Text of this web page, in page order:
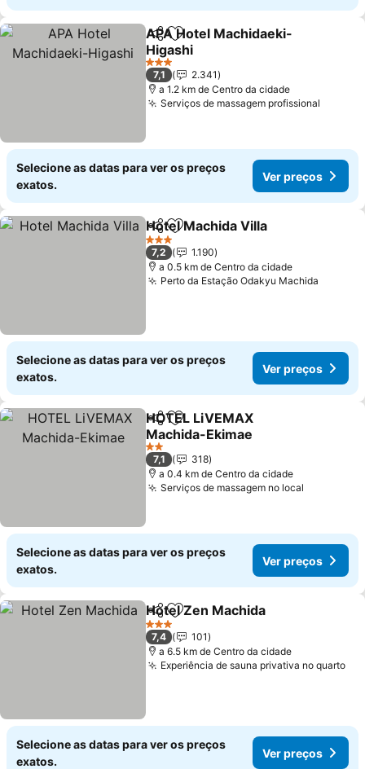
PartilharAdicionar aos favoritos
APA Hotel Machidaeki-
Higashi
3 Estrelas
7,1
2.341
a 1.2 km de Centro da cidade
Serviços de massagem profissional
Selecione as datas para ver os preços
exatos.
Ver preços
PartilharAdicionar aos favoritos
Hotel Machida Villa
3 Estrelas
7,2
1.190
a 0.5 km de Centro da cidade
Perto da Estação Odakyu Machida
Selecione as datas para ver os preços
exatos.
Ver preços
PartilharAdicionar aos favoritos
HOTEL LiVEMAX
Machida-Ekimae
2 Estrelas
7,1
318
a 0.4 km de Centro da cidade
Serviços de massagem no local
Selecione as datas para ver os preços
exatos.
Ver preços
PartilharAdicionar aos favoritos
Hotel Zen Machida
3 Estrelas
7,4
101
a 6.5 km de Centro da cidade
Experiência de sauna privativa no quarto
Selecione as datas para ver os preços
exatos.
Ver preços